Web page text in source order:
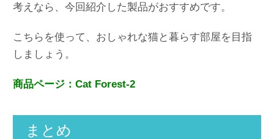
考えなら、今回紹介した製品がおすすめです。
こちらを使って、おしゃれな猫と暮らす部屋を目指
しましょう。
商品ページ：Cat Forest-2
まとめ